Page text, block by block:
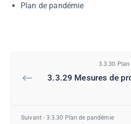
Plan de pandémie
3.3.30 Plan
3.3.29 Mesures de
Suivant - 3.3.30 Plan de pandémie